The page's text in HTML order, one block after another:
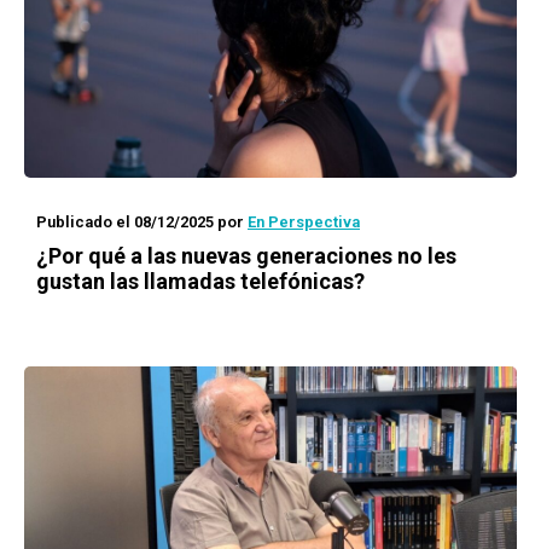
Publicado el 08/12/2025 por En Perspectiva
¿Por qué a las nuevas generaciones no les
gustan las llamadas telefónicas?